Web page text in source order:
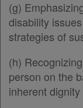
Άρθρο
(g)
disability
strategies of
(h)
person on the
inherent